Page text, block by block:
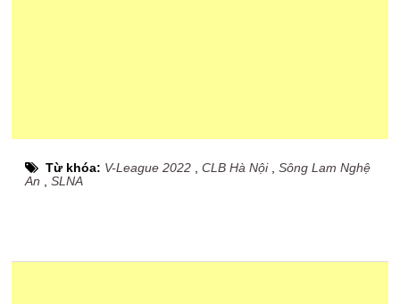
Từ khóa: V-League 2022 ,CLB Hà Nội,Sông Lam Nghệ
An ,SLNA